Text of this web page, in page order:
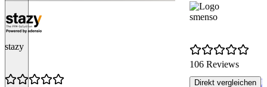
stazy
smenso
106 Reviews
Direkt vergleichen